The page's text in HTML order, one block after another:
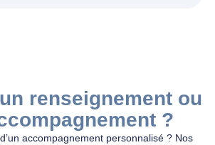
renseignement ou
?
accompagnement personnalisé ? Nos